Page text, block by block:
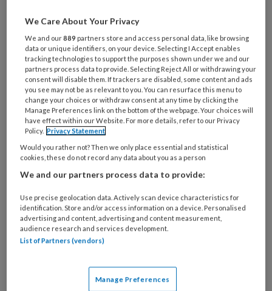
Wat
is
je
e-
mailadres?
* *
Kies
je
wachtwoord* *
Kies
je
functie *
Bij
welke
organisatie
werk
je?
Untitled
Ontvang 2x per week de
Ontvang iedere zondag het
We Care About Your Privacy
We and our889 partners store and access personal data, like browsing
data or unique identifiers, on your device. Selecting I Accept enables
tracking technologies to support the purposes shown under we and our
partners process data to provide. Selecting Reject All or withdrawing your
consent will disable them. If trackers are disabled, some content and ads
you see may not be as relevant to you. You can resurface this menu to
change your choices or withdraw consent at any time by clicking the
Manage Preferences link on the bottom of the webpage. Your choices will
have effect within our Website. For more details, refer to our Privacy
Policy. Privacy Statement
Would you rather not? Then we only place essential and statistical
cookies, these do not record any data about you as a person
We and our partners process data to provide:
Use precise geolocation data. Actively scan device characteristics for
identification. Store and/or access information on a device. Personalised
advertising and content, advertising and content measurement,
audience research and services development.
List of Partners (vendors)
Manage Preferences